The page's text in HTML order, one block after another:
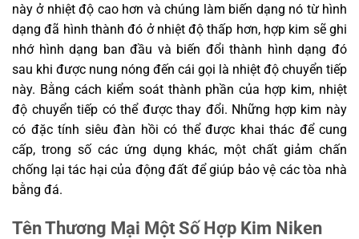
này ở nhiệt độ cao hơn và chúng làm biến dạng nó từ hình
dạng đã hình thành đó ở nhiệt độ thấp hơn, hợp kim sẽ ghi
nhớ hình dạng ban đầu và biến đổi thành hình dạng đó
sau khi được nung nóng đến cái gọi là nhiệt độ chuyển tiếp
này. Bằng cách kiểm soát thành phần của hợp kim, nhiệt
độ chuyển tiếp có thể được thay đổi. Những hợp kim này
có đặc tính siêu đàn hồi có thể được khai thác để cung
cấp, trong số các ứng dụng khác, một chất giảm chấn
chống lại tác hại của động đất để giúp bảo vệ các tòa nhà
bằng đá.
Tên Thương Mại Một Số Hợp Kim Niken